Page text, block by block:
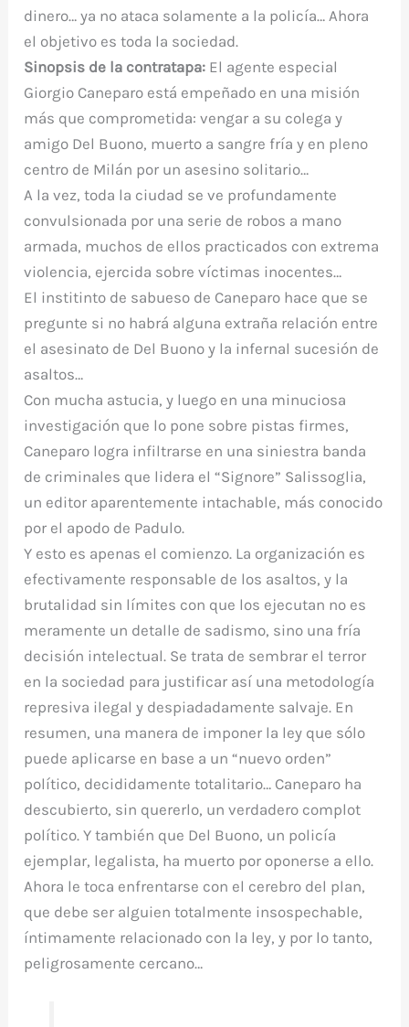
dinero… ya no ataca solamente a la policía… Ahora
el objetivo es toda la sociedad.
Sinopsis de la contratapa: El agente especial
Giorgio Caneparo está empeñado en una misión
más que comprometida: vengar a su colega y
amigo Del Buono, muerto a sangre fría y en pleno
centro de Milán por un asesino solitario…
A la vez, toda la ciudad se ve profundamente
convulsionada por una serie de robos a mano
armada, muchos de ellos practicados con extrema
violencia, ejercida sobre víctimas inocentes…
El institinto de sabueso de Caneparo hace que se
pregunte si no habrá alguna extraña relación entre
el asesinato de Del Buono y la infernal sucesión de
asaltos…
Con mucha astucia, y luego en una minuciosa
investigación que lo pone sobre pistas firmes,
Caneparo logra infiltrarse en una siniestra banda
de criminales que lidera el “Signore” Salissoglia,
un editor aparentemente intachable, más conocido
por el apodo de Padulo.
Y esto es apenas el comienzo. La organización es
efectivamente responsable de los asaltos, y la
brutalidad sin límites con que los ejecutan no es
meramente un detalle de sadismo, sino una fría
decisión intelectual. Se trata de sembrar el terror
en la sociedad para justificar así una metodología
represiva ilegal y despiadadamente salvaje. En
resumen, una manera de imponer la ley que sólo
puede aplicarse en base a un “nuevo orden”
político, decididamente totalitario… Caneparo ha
descubierto, sin quererlo, un verdadero complot
político. Y también que Del Buono, un policía
ejemplar, legalista, ha muerto por oponerse a ello.
Ahora le toca enfrentarse con el cerebro del plan,
que debe ser alguien totalmente insospechable,
íntimamente relacionado con la ley, y por lo tanto,
peligrosamente cercano…